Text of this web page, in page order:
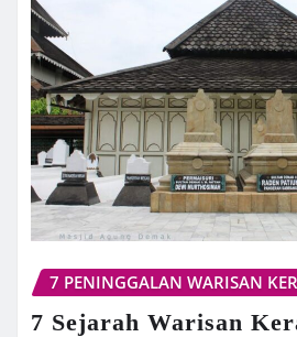
7 PENINGGALAN WARISAN
7 Sejarah Warisan